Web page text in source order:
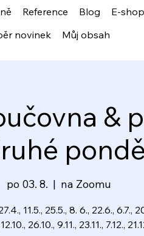
Reference Blog E-shop
novinek
Můj obsah
&
po 03. 8.
  |
na Zoomu
11.5., 25.5., 8. 6., 22.6., 6.7.,
26.10., 9.11., 23.11., 7.12.,